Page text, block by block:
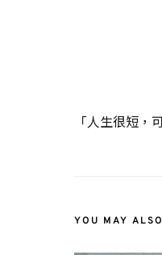
「人生很短
YOU MAY